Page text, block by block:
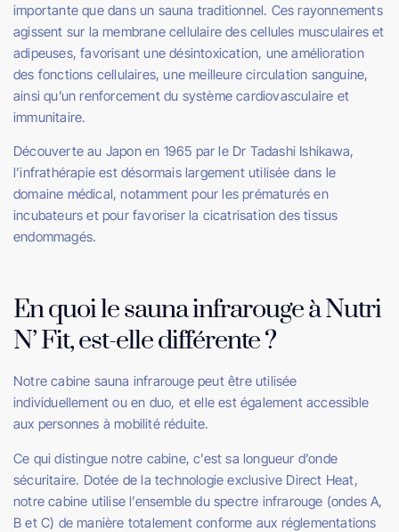
importante que dans un sauna traditionnel. Ces rayonnements
agissent sur la membrane cellulaire des cellules musculaires et
adipeuses, favorisant une désintoxication, une amélioration
des fonctions cellulaires, une meilleure circulation sanguine,
ainsi qu’un renforcement du système cardiovasculaire et
immunitaire.
Découverte au Japon en 1965 par le Dr Tadashi Ishikawa,
l’infrathérapie est désormais largement utilisée dans le
domaine médical, notamment pour les prématurés en
incubateurs et pour favoriser la cicatrisation des tissus
endommagés.
En quoi le sauna infrarouge à Nutri
N’ Fit, est-elle différente ?
Notre cabine sauna infrarouge peut être utilisée
individuellement ou en duo, et elle est également accessible
aux personnes à mobilité réduite.
Ce qui distingue notre cabine, c’est sa longueur d’onde
sécuritaire. Dotée de la technologie exclusive Direct Heat,
notre cabine utilise l’ensemble du spectre infrarouge (ondes A,
B et C) de manière totalement conforme aux réglementations